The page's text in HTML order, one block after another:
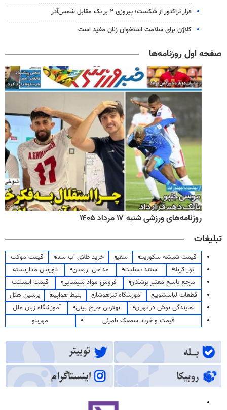
فرار تراکتور از شکست؛ پیروزی ۲ بر یک مقابل شمس‌آذر
کلاژن برای سلامت استخوان زنان مفید است
صفحه اول روزنامه‌ها
روزنامه‌های ورزشی شنبه ۱۷ مرداد ۱۴۰۵
تبلیغات
قیمت شیشه سکوریت سفیر خرید طلای آب شده
قیمت موکت
تور کربلا
استند تسلیت مداحی اربعین
دوربین مداربسته
مرجع پاسخ معتبر پزشکان
فروش مواد شیمیایی
قیمت ایمپلنت
قطعات لباسشویی
آموزشگاه تیزهوشان بلیط هواپیما
پرشین هتل
نمایندگی بوش در تهران
بهترین جراح بینی
آموزشگاه زبان ملل
قیمت و خرید سمعک نامرئی
مهرینو